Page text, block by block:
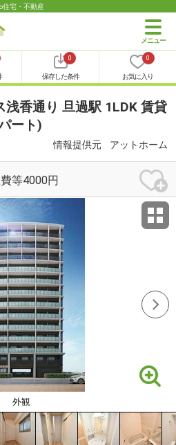
住宅・不動産
0
保存した条件
0
お気に入り
浅香通り 旦過駅 1LDK 賃貸
ート)
情報提供元 アットホーム
等4000円
外観